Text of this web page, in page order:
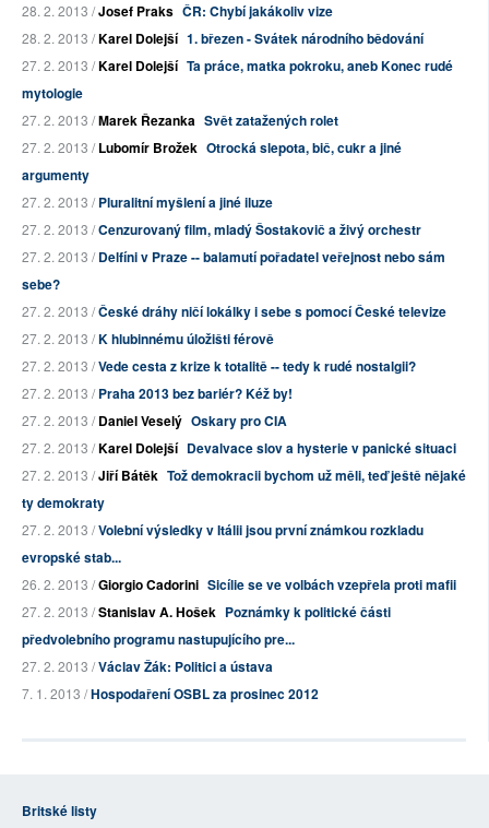
28. 2. 2013 /Josef Praks ČR: Chybí jakákoliv vize
28. 2. 2013 /Karel Dolejší 1. březen - Svátek národního bědování
27. 2. 2013 /Karel Dolejší Ta práce, matka pokroku, aneb Konec rudé
mytologie
27. 2. 2013 /Marek Řezanka Svět zatažených rolet
27. 2. 2013 /Lubomír Brožek Otrocká slepota, bič, cukr a jiné
argumenty
27. 2. 2013 /Pluralitní myšlení a jiné iluze
27. 2. 2013 /Cenzurovaný film, mladý Šostakovič a živý orchestr
27. 2. 2013 /Delfíni v Praze -- balamutí pořadatel veřejnost nebo sám
sebe?
27. 2. 2013 /České dráhy ničí lokálky i sebe s pomocí České televize
27. 2. 2013 /K hlubinnému úložišti férově
27. 2. 2013 /Vede cesta z krize k totalitě -- tedy k rudé nostalgii?
27. 2. 2013 /Praha 2013 bez bariér? Kéž by!
27. 2. 2013 /Daniel Veselý Oskary pro CIA
27. 2. 2013 /Karel Dolejší Devalvace slov a hysterie v panické situaci
27. 2. 2013 /Jiří Bátěk Tož demokracii bychom už měli, teď ještě nějaké
ty demokraty
27. 2. 2013 /Volební výsledky v Itálii jsou první známkou rozkladu
evropské stab...
26. 2. 2013 /Giorgio Cadorini Sicílie se ve volbách vzepřela proti mafii
27. 2. 2013 /Stanislav A. Hošek Poznámky k politické části
předvolebního programu nastupujícího pre...
27. 2. 2013 /Václav Žák: Politici a ústava
7. 1. 2013 /Hospodaření OSBL za prosinec 2012
Britské listy